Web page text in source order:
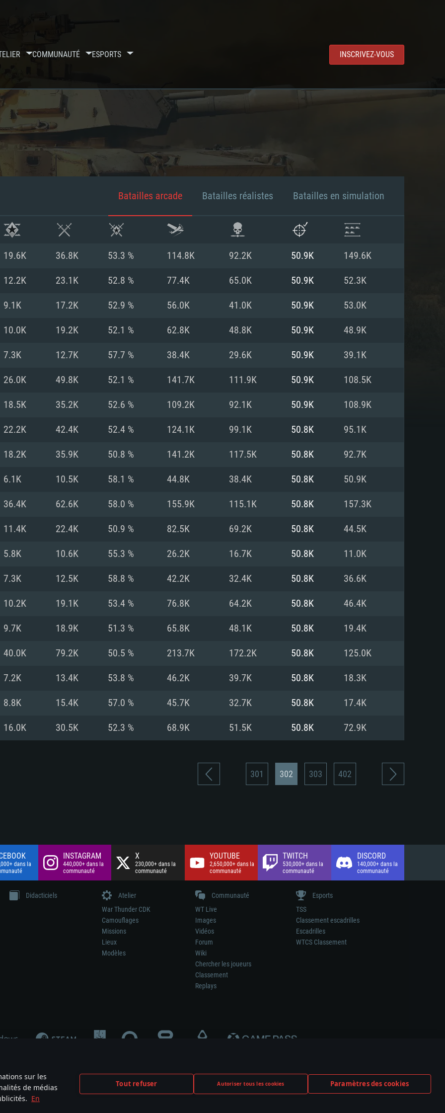
sur les
de médias
En
Tout refuser Autoriser tous les cookies Paramètres des cookies
COMMUNAUTÉ ESPORTS INSCRIVEZ-VOUS
SYSTÈME REQUISE
11: AMD
660. La
le jeu est de
Recommandée
Carte graphique supportant DirectX 11 ou plus et
drivers: Nvidia GeForce 1060 et plus, Radeon RX
570 et plus.
Connection: Connexion Internet à haut débit
Disque dur: 75.9 Go (client complet)
supportés)
(Mac), ou
minimale
Recommandée
ne sont pas supportés)
Mémoire: 8 GB
Carte graphique: Radeon Vega II ou plus avec
support de Metal
Connection: Connexion Internet à haut débit
Disque dur: 62,2 Go (client complet)
les derniers
pour AMD
haut débit
Recommandée
Carte graphique: NVIDIA 1060 avec les derniers
drivers (moins de 6 mois) / de même pour AMD
(Radeon RX 570) avec les derniers drivers de
Disque dur: 60,2 Go (client complet)
Batailles arcade Batailles réalistes Batailles en simulation
19.6K 36.8K 53.3 % 114.8K 92.2K 50.9K 149.6K
12.2K 23.1K 52.8 % 77.4K 65.0K 50.9K 52.3K
9.1K 17.2K 52.9 % 56.0K 41.0K 50.9K 53.0K
10.0K 19.2K 52.1 % 62.8K 48.8K 50.9K 48.9K
7.3K 12.7K 57.7 % 38.4K 29.6K 50.9K 39.1K
26.0K 49.8K 52.1 % 141.7K 111.9K 50.9K 108.5K
18.5K 35.2K 52.6 % 109.2K 92.1K 50.9K 108.9K
22.2K 42.4K 52.4 % 124.1K 99.1K 50.8K 95.1K
18.2K 35.9K 50.8 % 141.2K 117.5K 50.8K 92.7K
6.1K 10.5K 58.1 % 44.8K 38.4K 50.8K 50.9K
36.4K 62.6K 58.0 % 155.9K 115.1K 50.8K 157.3K
11.4K 22.4K 50.9 % 82.5K 69.2K 50.8K 44.5K
5.8K 10.6K 55.3 % 26.2K 16.7K 50.8K 11.0K
7.3K 12.5K 58.8 % 42.2K 32.4K 50.8K 36.6K
10.2K 19.1K 53.4 % 76.8K 64.2K 50.8K 46.4K
9.7K 18.9K 51.3 % 65.8K 48.1K 50.8K 19.4K
40.0K 79.2K 50.5 % 213.7K 172.2K 50.8K 125.0K
7.2K 13.4K 53.8 % 46.2K 39.7K 50.8K 18.3K
8.8K 15.4K 57.0 % 45.7K 32.7K 50.8K 17.4K
16.0K 30.5K 52.3 % 68.9K 51.5K 50.8K 72.9K
301 302 303 402
dans la
INSTAGRAM
440,000+ dans la
communauté
X
230,000+ dans la
communauté
YOUTUBE
2,650,000+ dans la
communauté
TWITCH
530,000+ dans la
communauté
DISCORD
140,000+ dans la
communauté
Didacticiels
Atelier
War Thunder CDK
Camouflages
Missions
Lieux
Modèles
Communauté
WT Live
Images
Vidéos
Forum
Wiki
Chercher les joueurs
Classement
Replays
Esports
TSS
Classement escadrilles
Escadrilles
WTCS Classement
pas la participation au développement du jeu, le sponsoring ou à l’approbation de tout fabricant d’armes ou de véhicule.
are the property of their respective owners.